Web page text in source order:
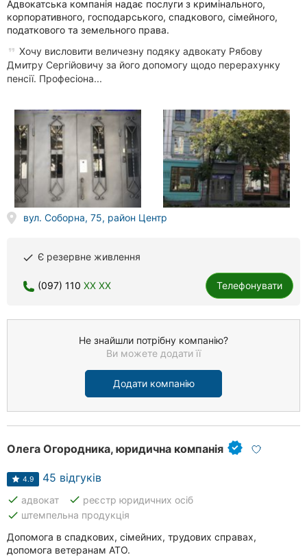
Адвокатська компанія надає послуги з кримінального,
корпоративного, господарського, спадкового, сімейного,
податкового та земельного права.
Хочу висловити величезну подяку адвокату Рябову
Дмитру Сергійовичу за його допомогу щодо перерахунку
пенсії. Професіона...
вул. Соборна, 75, район Центр
done Є резервне живлення
(097) 110 XX XX Телефонувати
Не знайшли потрібну компанію?
Ви можете додати її
Додати компанію
Олега Огородника, юридична компанія
4.9 45 відгуків
done адвокат done реєстр юридичних осіб
done штемпельна продукція
Допомога в спадкових, сімейних, трудових справах,
допомога ветеранам АТО.